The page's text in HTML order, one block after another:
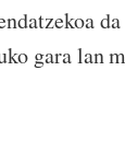
gara lan